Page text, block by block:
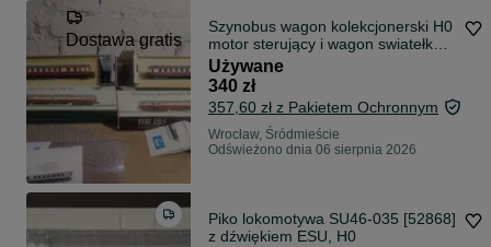
Dostawa gratis
Szynobus wagon kolekcjonerski H0
motor sterujący i wagon swiatełka
Piko
Używane
340 zł
357,60 zł z Pakietem Ochronnym
Wrocław, Śródmieście
Odświeżono dnia 06 sierpnia 2026
Piko lokomotywa SU46-035 [52868]
z dźwiękiem ESU, H0